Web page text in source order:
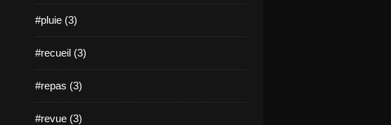
#pluie (3)
#recueil (3)
#repas (3)
#revue (3)